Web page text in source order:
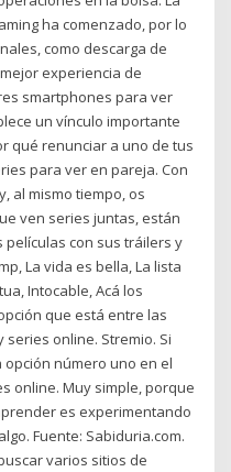
ha comenzado, por lo
como descarga de
experiencia de
smartphones para ver
un vínculo importante
qué renunciar a uno de tus
para ver en pareja. Con
al mismo tiempo, os
ven series juntas, están
con sus tráilers y
La vida es bella, La lista
Intocable, Acá los
que está entre las
online. Stremio. Si
número uno en el
online. Muy simple, porque
es experimentando
Fuente: Sabiduria.com.
varios sitios de